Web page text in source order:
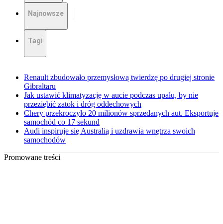
Najnowsze
Tagi
Renault zbudowało przemysłową twierdzę po drugiej stronie
Gibraltaru
Jak ustawić klimatyzację w aucie podczas upału, by nie
przeziębić zatok i dróg oddechowych
Chery przekroczyło 20 milionów sprzedanych aut. Eksportuje
samochód co 17 sekund
Audi inspiruje się Australią i uzdrawia wnętrza swoich
samochodów
Promowane treści